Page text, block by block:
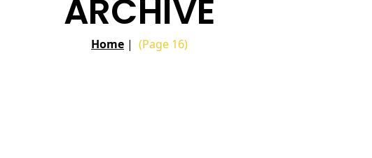
ARCHIVE
Home | (Page 16)